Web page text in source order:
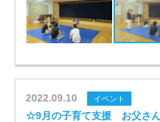
2022.09.10 イベント
☆9月の子育て支援 お父さ